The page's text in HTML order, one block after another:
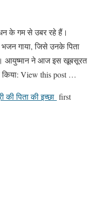
के गम से उबर रहे हैं।
गाया, जिसे उनके पिता
आयुष्मान ने आज इस खूबसूरत
View this post …
की पिता की इच्छा first